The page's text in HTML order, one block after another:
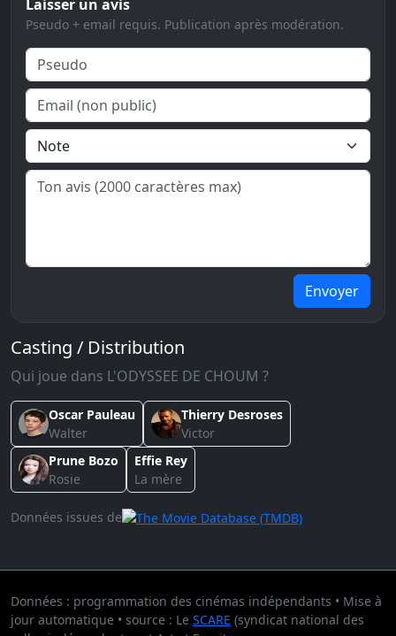
Laisser un avis
Pseudo + email requis. Publication après modération.
Envoyer
Casting / Distribution
Qui joue dans L'ODYSSEE DE CHOUM ?
Oscar Pauleau
Walter
Thierry Desroses
Victor
Prune Bozo
Rosie
Effie Rey
La mère
Données issues de
Données : programmation des cinémas indépendants • Mise à
jour automatique • source : Le SCARE (syndicat national des